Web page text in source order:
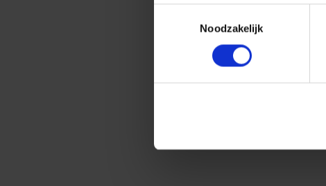
Noodzakelijk